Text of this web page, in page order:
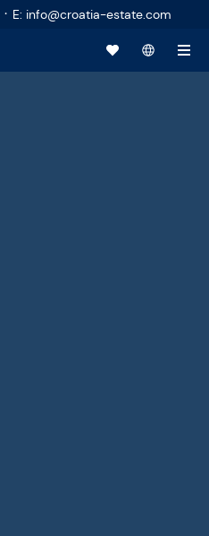
· E: info@croatia-estate.com